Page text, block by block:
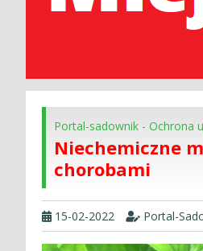
Portal-sadownik - Ochrona
Niechemiczne
chorobami
15-02-2022 Portal-